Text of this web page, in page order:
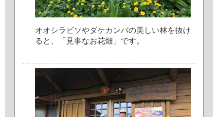
オオシラ ビソやダケカ ンバの美 しい林を抜け
る と 「 見事なお花畑 」 です。